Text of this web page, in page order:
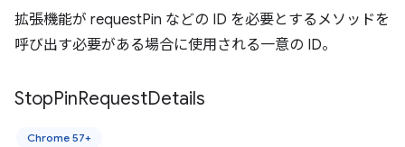
拡張機能が requestPin などの ID を必要とするメソッドを
呼び出す必要がある場合に使用される一意の ID。
StopPinRequestDetails
Chrome 57+